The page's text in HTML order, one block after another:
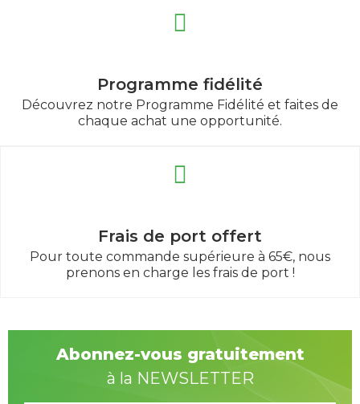
Programme fidélité
Découvrez notre Programme Fidélité et faites de
chaque achat une opportunité.
Frais de port offert
Pour toute commande supérieure à 65€, nous
prenons en charge les frais de port !
Abonnez-vous gratuitement
à la NEWSLETTER